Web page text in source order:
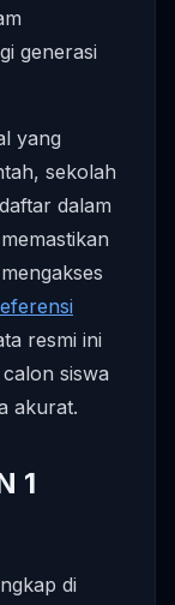
generasi
yang
sekolah
dalam
resmi ini
siswa
akurat.
1
di